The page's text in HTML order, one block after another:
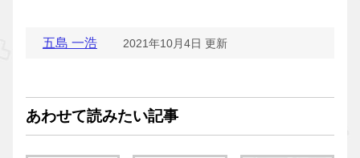
五島 一浩 2021年10月4日 更新
あわせて読みたい記事